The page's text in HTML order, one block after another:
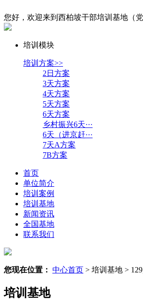
您好，欢迎来到西柏坡干部培训基地（
培训模块
培训方案>>
2日方案
3天方案
4天方案
5天方案
6天方案
乡村振兴6天···
6天（进京赶···
7天A方案
7B方案
首页
单位简介
培训案例
培训基地
新闻资讯
全国基地
联系我们
您现在位置： 中心首页 > 培训基地 >
培训基地